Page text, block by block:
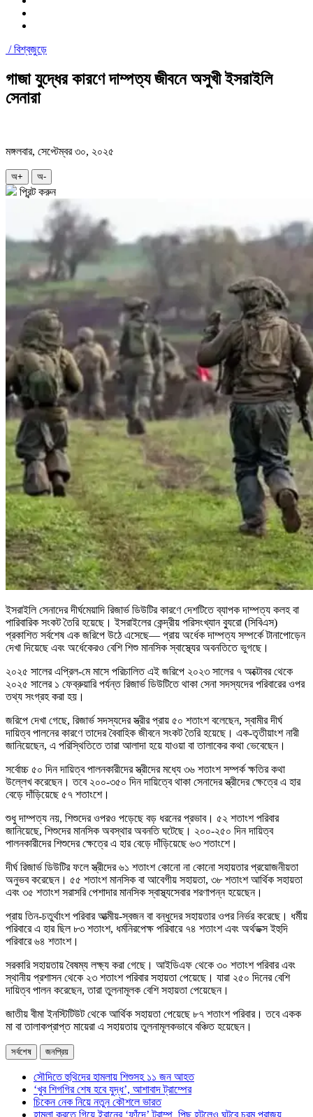
/বিশ্বজুড়ে
গাজা যুদ্ধের কারণে দাম্পত্য জীবনে অসুখী ইসরাইলি
সেনারা
মঙ্গলবার, সেপ্টেম্বর ৩০, ২০২৫
অ+ অ-
প্রিন্ট করুন
ইসরাইলি সেনাদের দীর্ঘমেয়াদি রিজার্ভ ডিউটির কারণে দেশটিতে ব্যাপক দাম্পত্য কলহ বা
পারিবারিক সংকট তৈরি হয়েছে। ইসরাইলের কেন্দ্রীয় পরিসংখ্যান ব্যুরো (সিবিএস)
প্রকাশিত সর্বশেষ এক জরিপে উঠে এসেছে— প্রায় অর্ধেক দাম্পত্য সম্পর্কে টানাপোড়েন
দেখা দিয়েছে এবং অর্ধেকেরও বেশি শিশু মানসিক স্বাস্থ্যের অবনতিতে ভুগছে।
২০২৫ সালের এপ্রিল-মে মাসে পরিচালিত এই জরিপে ২০২৩ সালের ৭ অক্টোবর থেকে
২০২৫ সালের ১ ফেব্রুয়ারি পর্যন্ত রিজার্ভ ডিউটিতে থাকা সেনা সদস্যদের পরিবারের ওপর
তথ্য সংগ্রহ করা হয়।
জরিপে দেখা গেছে, রিজার্ভ সদস্যদের স্ত্রীর প্রায় ৫০ শতাংশ বলেছেন, স্বামীর দীর্ঘ
দায়িত্ব পালনের কারণে তাদের বৈবাহিক জীবনে সংকট তৈরি হয়েছে। এক-তৃতীয়াংশ নারী
জানিয়েছেন, এ পরিস্থিতিতে তারা আলাদা হয়ে যাওয়া বা তালাকের কথা ভেবেছেন।
সর্বোচ্চ ৫০ দিন দায়িত্ব পালনকারীদের স্ত্রীদের মধ্যে ৩৬ শতাংশ সম্পর্ক ক্ষতির কথা
উল্লেখ করেছেন। তবে ২০০-৩৫০ দিন দায়িত্বে থাকা সেনাদের স্ত্রীদের ক্ষেত্রে এ হার
বেড়ে দাঁড়িয়েছে ৫৭ শতাংশে।
শুধু দাম্পত্য নয়, শিশুদের ওপরও পড়েছে বড় ধরনের প্রভাব। ৫২ শতাংশ পরিবার
জানিয়েছে, শিশুদের মানসিক অবস্থার অবনতি ঘটেছে। ২০০-২৫০ দিন দায়িত্ব
পালনকারীদের শিশুদের ক্ষেত্রে এ হার বেড়ে দাঁড়িয়েছে ৬৩ শতাংশে।
দীর্ঘ রিজার্ভ ডিউটির ফলে স্ত্রীদের ৬১ শতাংশ কোনো না কোনো সহায়তার প্রয়োজনীয়তা
অনুভব করেছেন। ৫৫ শতাংশ মানসিক বা আবেগীয় সহায়তা, ৩৮ শতাংশ আর্থিক সহায়তা
এবং ৩৫ শতাংশ সরাসরি পেশাদার মানসিক স্বাস্থ্যসেবার শরণাপন্ন হয়েছেন।
প্রায় তিন-চতুর্থাংশ পরিবার আত্মীয়-স্বজন বা বন্ধুদের সহায়তার ওপর নির্ভর করেছে। ধর্মীয়
পরিবারে এ হার ছিল ৮৩ শতাংশ, ধর্মনিরপেক্ষ পরিবারে ৭৪ শতাংশ এবং অর্থডক্স ইহুদি
পরিবারে ৬৪ শতাংশ।
সরকারি সহায়তায় বৈষম্য লক্ষ্য করা গেছে। আইডিএফ থেকে ৩০ শতাংশ পরিবার এবং
স্থানীয় প্রশাসন থেকে ২৩ শতাংশ পরিবার সহায়তা পেয়েছে। যারা ২৫০ দিনের বেশি
দায়িত্ব পালন করেছেন, তারা তুলনামূলক বেশি সহায়তা পেয়েছেন।
জাতীয় বীমা ইনস্টিটিউট থেকে আর্থিক সহায়তা পেয়েছে ৮৭ শতাংশ পরিবার। তবে একক
মা বা তালাকপ্রাপ্ত মায়েরা এ সহায়তায় তুলনামূলকভাবে বঞ্চিত হয়েছেন।
সর্বশেষ জনপ্রিয়
সৌদিতে হুথিদের হামলায় শিশুসহ ১১ জন আহত
‘খুব শিগগির শেষ হবে যুদ্ধ’, আশাবাদ ট্রাম্পের
চিকেন নেক নিয়ে নতুন কৌশলে ভারত
হামলা করতে গিয়ে ইরানের ‘ফাঁদে’ ট্রাম্প, পিছু হটলেও ঘটবে চরম পরাজয়